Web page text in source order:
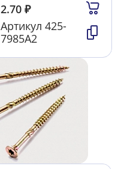
2.70 ₽
Артикул 425-
7985А2